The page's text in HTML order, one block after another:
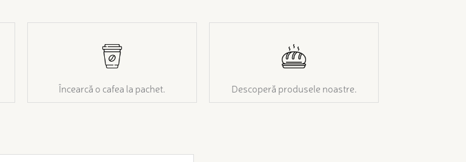
Încearcă o cafea la pachet. Descoperă produsele noastre.